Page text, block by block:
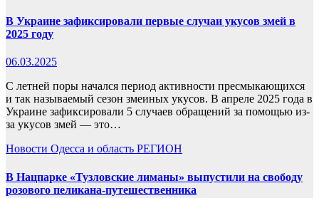
В Украине зафиксировали первые случаи укусов змей в
2025 году
06.03.2025
С летней поры начался период активности пресмыкающихся
и так называемый сезон змеиных укусов. В апреле 2025 года в
Украине зафиксировали 5 случаев обращений за помощью из-
за укусов змей — это…
Новости Одесса и область РЕГИОН
В Нацпарке «Тузловские лиманы» выпустили на свободу
розового пеликана-путешественника